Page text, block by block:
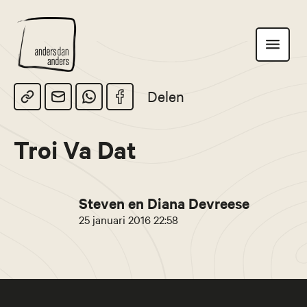
Anders
dan
Anders
Toon
navigatie
Delen
Troi Va Dat
Steven en Diana Devreese
25 januari 2016 22:58